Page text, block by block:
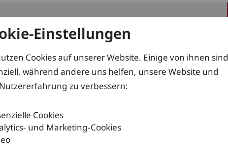
Einstellungen
Cookies auf unserer Website. Einige von ihnen sind
während andere uns helfen, unsere Website und
zu verbessern:
Cookies
und Marketing-Cookies